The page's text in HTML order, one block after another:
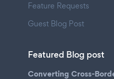
Feature Requests
Guest Blog Post
Featured Blog post
Converting Cross-